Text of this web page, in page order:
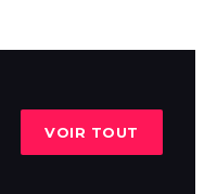
VOIR TOUT